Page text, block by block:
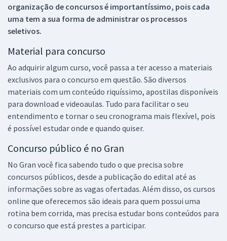
organização de concursos é importantíssimo, pois cada
uma tem a sua forma de administrar os processos
seletivos.
Material para concurso
Ao adquirir algum curso, você passa a ter acesso a materiais
exclusivos para o concurso em questão. São diversos
materiais com um conteúdo riquíssimo, apostilas disponíveis
para download e videoaulas. Tudo para facilitar o seu
entendimento e tornar o seu cronograma mais flexível, pois
é possível estudar onde e quando quiser.
Concurso público é no Gran
No Gran você fica sabendo tudo o que precisa sobre
concursos públicos, desde a publicação do edital até as
informações sobre as vagas ofertadas. Além disso, os cursos
online que oferecemos são ideais para quem possui uma
rotina bem corrida, mas precisa estudar bons conteúdos para
o concurso que está prestes a participar.